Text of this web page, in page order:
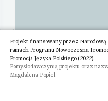
Instytut
Literatury&nbsp;to
narodowa
instytucja
kultury
powołana
Projekt finansowany przez
ramach Programu Nowoczesna
Promocja Języka Polskiego (2022).
Pomysłodawczynią projektu oraz
Magdalena Popiel.